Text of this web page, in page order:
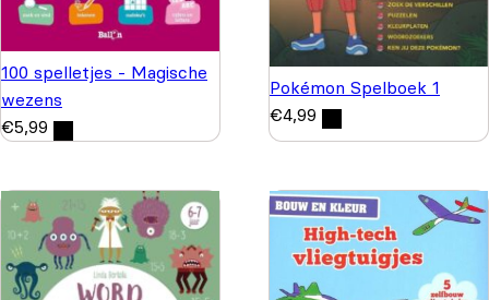
100 spelletjes - Magische
wezens
€5,99
Pokémon Spelboek 1
€4,99